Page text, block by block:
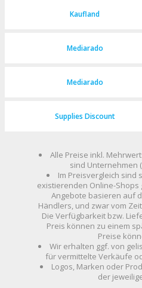
Kaufland
Mediarado
Mediarado
Supplies Discount
Alle Preise inkl.
sind Unternehmen
Im Preisvergleich sind
existierenden Online-
Angebote basieren auf
Händlers, und zwar vom
Die Verfügbarkeit bzw.
Preis können zu einem
Preise
Wir erhalten ggf. von
für vermittelte Verkäufe
Logos, Marken oder
der